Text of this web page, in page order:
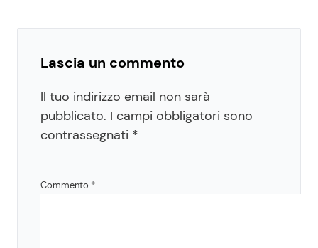
Lascia un commento
Il tuo indirizzo email non sarà
pubblicato. I campi obbligatori sono
contrassegnati *
Commento *